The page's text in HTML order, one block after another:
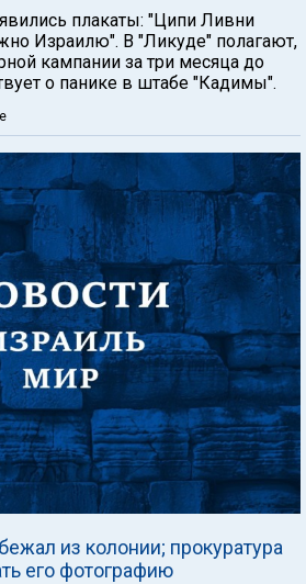
плакаты: "Ципи Ливни
Израилю". В "Ликуде" полагают,
кампании за три месяца до
о панике в штабе "Кадимы".
из колонии; прокуратура
его фотографию